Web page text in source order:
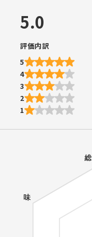
5.0
評価内訳
5
4
3
2
1